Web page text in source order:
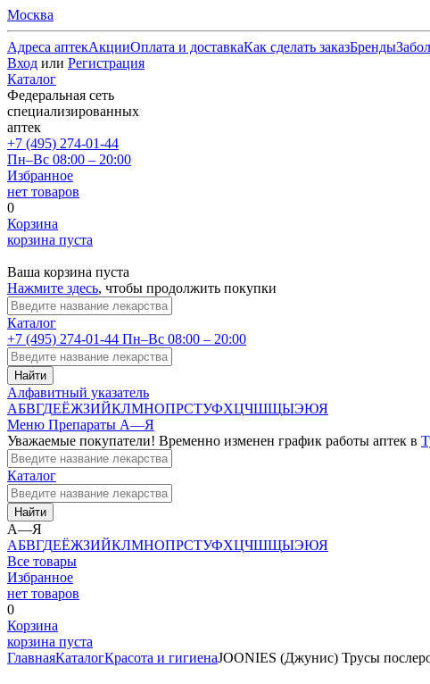
Москва
Адреса аптекАкцииОплата и доставкаКак сделать заказБренды
Вход или Регистрация
Каталог
Федеральная сеть
специализированных
аптек
+7 (495) 274-01-44
Пн–Вс 08:00 – 20:00
Избранное
нет товаров
0
Корзина
корзина пуста
Ваша корзина пуста
Нажмите здесь, чтобы продолжить покупки
Каталог
+7 (495) 274-01-44 Пн–Вс 08:00 – 20:00
Найти
Алфавитный указатель
АБВГДЕЁЖЗИЙКЛМНОПРСТУФХЦЧШЩЫЭЮЯ
Меню Препараты А—Я
Уважаемые покупатели! Временно изменен график работы аптек в
Каталог
Найти
А—Я
АБВГДЕЁЖЗИЙКЛМНОПРСТУФХЦЧШЩЫЭЮЯ
Все товары
Избранное
нет товаров
0
Корзина
корзина пуста
ГлавнаяКаталогКрасота и гигиенаJOONIES (Джунис) Трусы